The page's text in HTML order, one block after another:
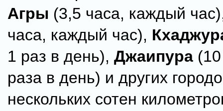
Агры (3,5 часа, каждый
часа, каждый час),
1 раз в день), Джаипура
раза в день) и других
нескольких сотен